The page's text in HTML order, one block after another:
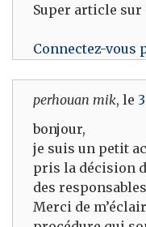
Super article sur
Connectez-vous
perhouan mik, le
bonjour,
je suis un petit
pris la décision
des
Merci de